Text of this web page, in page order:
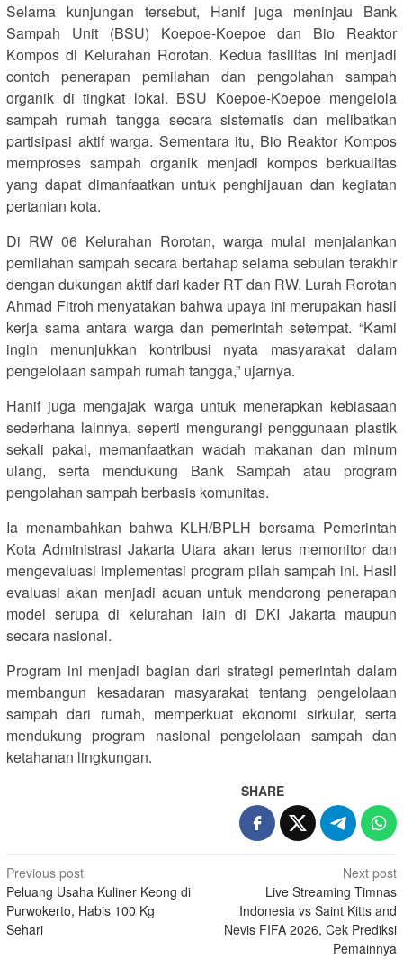
Selama kunjungan tersebut, Hanif juga meninjau Bank
Sampah Unit (BSU) Koepoe-Koepoe dan Bio Reaktor
Kompos di Kelurahan Rorotan. Kedua fasilitas ini menjadi
contoh penerapan pemilahan dan pengolahan sampah
organik di tingkat lokal. BSU Koepoe-Koepoe mengelola
sampah rumah tangga secara sistematis dan melibatkan
partisipasi aktif warga. Sementara itu, Bio Reaktor Kompos
memproses sampah organik menjadi kompos berkualitas
yang dapat dimanfaatkan untuk penghijauan dan kegiatan
pertanian kota.
Di RW 06 Kelurahan Rorotan, warga mulai menjalankan
pemilahan sampah secara bertahap selama sebulan terakhir
dengan dukungan aktif dari kader RT dan RW. Lurah Rorotan
Ahmad Fitroh menyatakan bahwa upaya ini merupakan hasil
kerja sama antara warga dan pemerintah setempat. “Kami
ingin menunjukkan kontribusi nyata masyarakat dalam
pengelolaan sampah rumah tangga,” ujarnya.
Hanif juga mengajak warga untuk menerapkan kebiasaan
sederhana lainnya, seperti mengurangi penggunaan plastik
sekali pakai, memanfaatkan wadah makanan dan minum
ulang, serta mendukung Bank Sampah atau program
pengolahan sampah berbasis komunitas.
Ia menambahkan bahwa KLH/BPLH bersama Pemerintah
Kota Administrasi Jakarta Utara akan terus memonitor dan
mengevaluasi implementasi program pilah sampah ini. Hasil
evaluasi akan menjadi acuan untuk mendorong penerapan
model serupa di kelurahan lain di DKI Jakarta maupun
secara nasional.
Program ini menjadi bagian dari strategi pemerintah dalam
membangun kesadaran masyarakat tentang pengelolaan
sampah dari rumah, memperkuat ekonomi sirkular, serta
mendukung program nasional pengelolaan sampah dan
ketahanan lingkungan.
SHARE
Post
navigation
Previous post
Peluang Usaha Kuliner Keong di
Purwokerto, Habis 100 Kg
Sehari
Next post
Live Streaming Timnas
Indonesia vs Saint Kitts and
Nevis FIFA 2026, Cek Prediksi
Pemainnya